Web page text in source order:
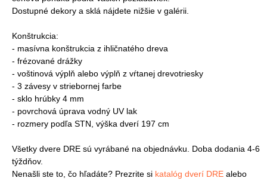
Dostupné dekory a sklá nájdete nižšie v galérii.
Konštrukcia:
- masívna konštrukcia z ihličnatého dreva
- frézované drážky
- voštinová výplň alebo výplň z vŕtanej drevotriesky
- 3 závesy v striebornej farbe
- sklo hrúbky 4 mm
- povrchová úprava vodný UV lak
- rozmery podľa STN, výška dverí 197 cm
Všetky dvere DRE sú vyrábané na objednávku. Doba dodania 4-6
týždňov.
Nenašli ste to, čo hľadáte? Prezrite si katalóg dverí DRE alebo